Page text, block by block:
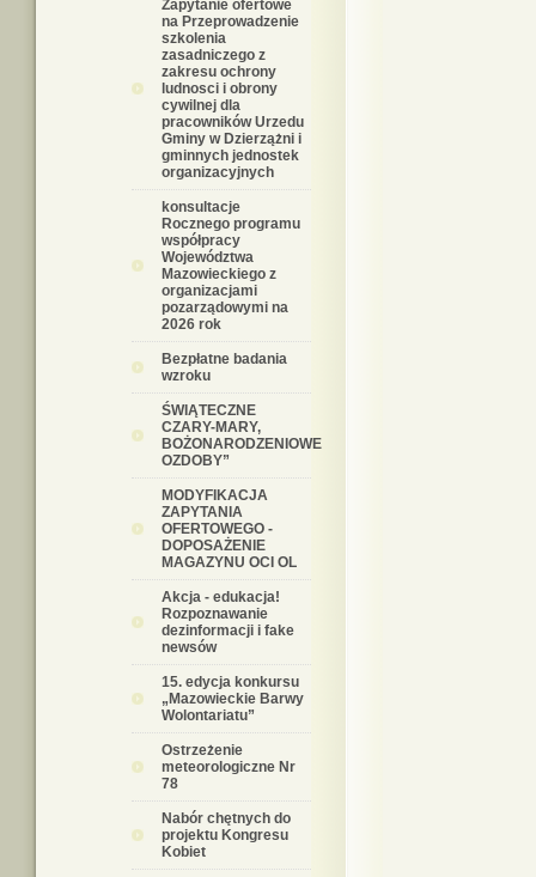
Zapytanie ofertowe
na Przeprowadzenie
szkolenia
zasadniczego z
zakresu ochrony
ludnosci i obrony
cywilnej dla
pracowników Urzedu
Gminy w Dzierzążni i
gminnych jednostek
organizacyjnych
konsultacje
Rocznego programu
współpracy
Województwa
Mazowieckiego z
organizacjami
pozarządowymi na
2026 rok
Bezpłatne badania
wzroku
ŚWIĄTECZNE
CZARY-MARY,
BOŻONARODZENIOWE
OZDOBY”
MODYFIKACJA
ZAPYTANIA
OFERTOWEGO -
DOPOSAŻENIE
MAGAZYNU OCI OL
Akcja - edukacja!
Rozpoznawanie
dezinformacji i fake
newsów
15. edycja konkursu
„Mazowieckie Barwy
Wolontariatu”
Ostrzeżenie
meteorologiczne Nr
78
Nabór chętnych do
projektu Kongresu
Kobiet